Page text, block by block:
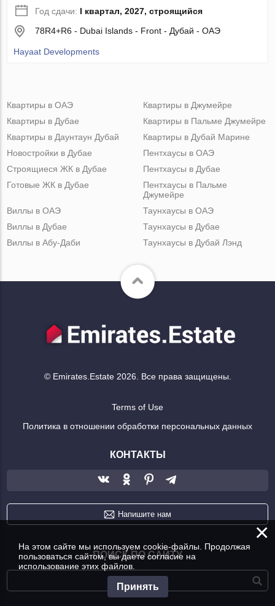
Год сдачи: I квартал, 2027, строящийся
78R4+R6 - Dubai Islands - Front - Дубай - ОАЭ
Hayaat Developments
Квартиры в ОАЭ
Квартиры в Дубае
Квартиры в Даунтаун Дубай
Квартиры в Джумейре
Квартиры в Пальме Джумейре
Квартиры в Дубай Марине
Новостройки в Дубае
Строящиеся ЖК в Дубае
Готовые ЖК в Дубае
Пентхаусы в ОАЭ
Пентхаусы в Дубае
Пентхаусы в Пальме
Джумейре
Виллы в ОАЭ
Виллы в Дубае
Виллы в Абу-Даби
Таунхаусы в ОАЭ
Таунхаусы в Дубае
Таунхаусы в Дубай Лэнд
© Emirates.Estate 2026. Все права защищены.
Terms of Use
Политика в отношении обработки персональных данных
КОНТАКТЫ
Напишите нам
ПОИСК ПО САЙТУ
×
На этом сайте мы используем cookie-файлы. Продолжая
пользоваться сайтом, вы даете согласие на
использование этих файлов.
Принять